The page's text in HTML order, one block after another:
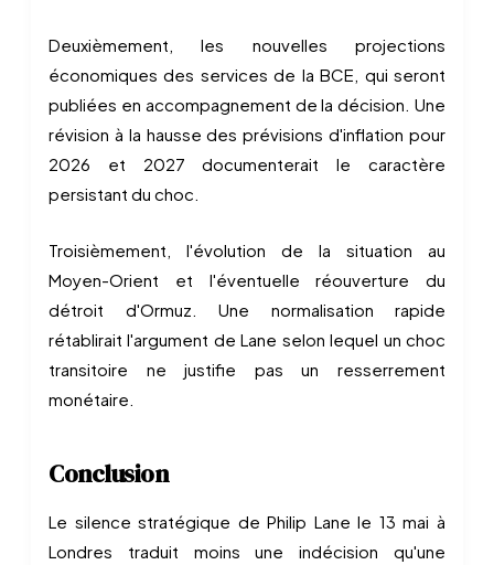
Deuxièmement, les nouvelles projections
économiques des services de la BCE, qui seront
publiées en accompagnement de la décision. Une
révision à la hausse des prévisions d'inflation pour
2026 et 2027 documenterait le caractère
persistant du choc.
Troisièmement, l'évolution de la situation au
Moyen-Orient et l'éventuelle réouverture du
détroit d'Ormuz. Une normalisation rapide
rétablirait l'argument de Lane selon lequel un choc
transitoire ne justifie pas un resserrement
monétaire.
Conclusion
Le silence stratégique de Philip Lane le 13 mai à
Londres traduit moins une indécision qu'une